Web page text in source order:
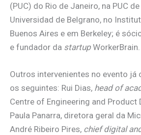
(PUC) do Rio de Janeiro, na PUC
Universidad de Belgrano, no
Buenos Aires e em Berkeley; é
e fundador da startup WorkerBrain.
Outros intervenientes no evento já
os seguintes: Rui Dias, head of
Centre of Engineering and Product
Paula Panarra, diretora geral da
André Ribeiro Pires, chief digital